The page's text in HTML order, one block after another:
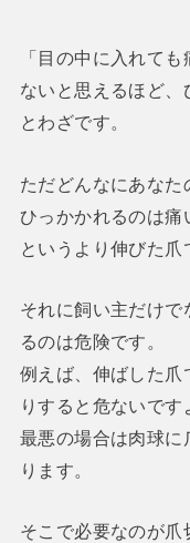
「目の中に入れて
ないと思えるほど、
とわざです。
ただどんなにあな
ひっかかれるのは痛
というより伸びた
それに飼い主だけ
るのは危険です。
例えば、伸ばした爪
りすると危ないです
最悪の場合は肉球に
ります。
そこで必要なのが爪